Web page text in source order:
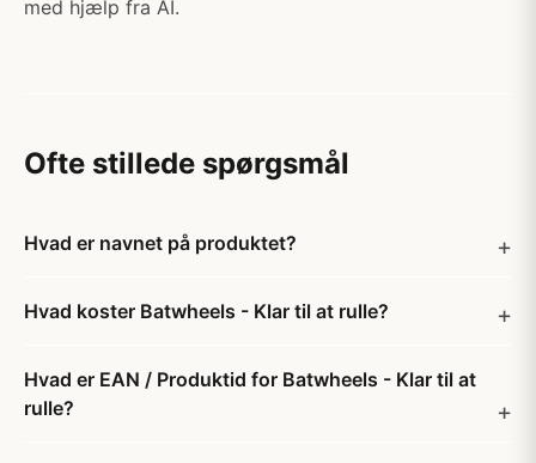
med hjælp fra AI.
Ofte stillede spørgsmål
Hvad er navnet på produktet?
Hvad koster Batwheels - Klar til at rulle?
Hvad er EAN / Produktid for Batwheels - Klar til at
rulle?